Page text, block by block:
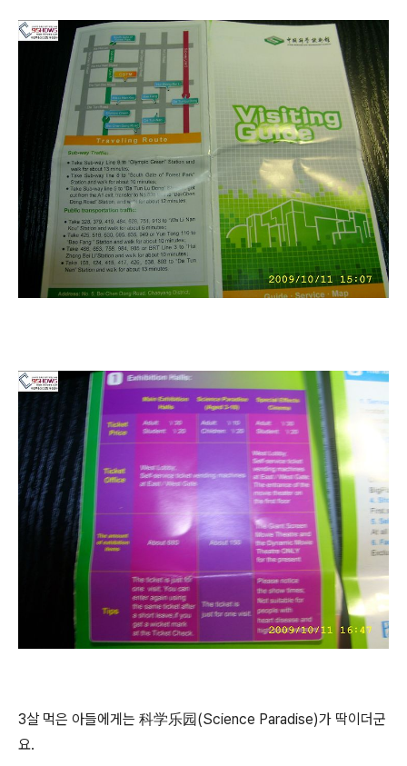
3살 먹은 아들에게는 科学乐园(Science Paradise)가 딱이더군
요.